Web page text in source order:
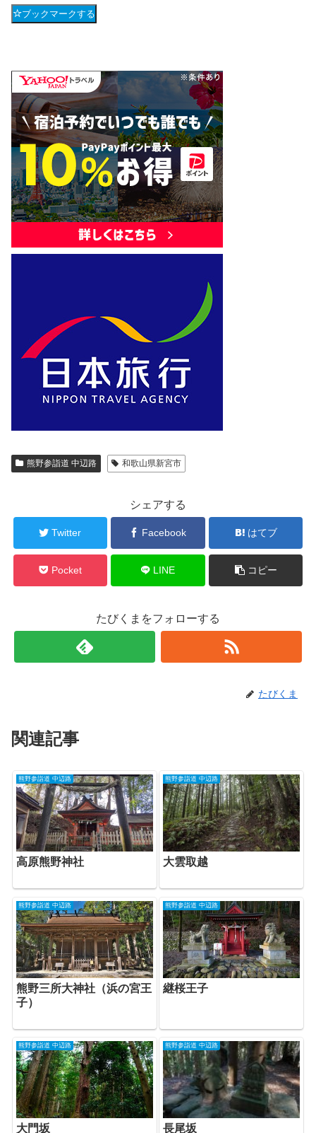
ブックマークする
熊野参詣道 中辺路 和歌山県新宮市
シェアする
Twitter Facebook はてブ
Pocket LINE コピー
たびくまをフォローする
たびくま
関連記事
熊野参詣道 中辺路
高原熊野神社
熊野参詣道 中辺路
大雲取越
熊野参詣道 中辺路
熊野三所大神社（浜の宮王
子）
熊野参詣道 中辺路
継桜王子
熊野参詣道 中辺路
大門坂
熊野参詣道 中辺路
長尾坂